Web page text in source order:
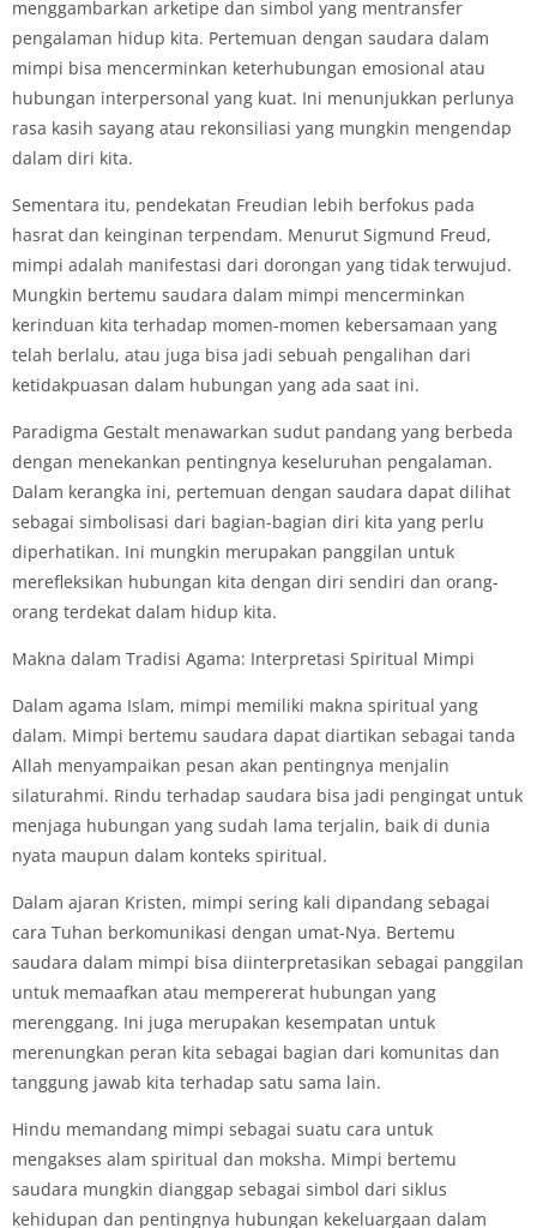
menggambarkan arketipe dan simbol yang mentransfer
pengalaman hidup kita. Pertemuan dengan saudara dalam
mimpi bisa mencerminkan keterhubungan emosional atau
hubungan interpersonal yang kuat. Ini menunjukkan perlunya
rasa kasih sayang atau rekonsiliasi yang mungkin mengendap
dalam diri kita.
Sementara itu, pendekatan Freudian lebih berfokus pada
hasrat dan keinginan terpendam. Menurut Sigmund Freud,
mimpi adalah manifestasi dari dorongan yang tidak terwujud.
Mungkin bertemu saudara dalam mimpi mencerminkan
kerinduan kita terhadap momen-momen kebersamaan yang
telah berlalu, atau juga bisa jadi sebuah pengalihan dari
ketidakpuasan dalam hubungan yang ada saat ini.
Paradigma Gestalt menawarkan sudut pandang yang berbeda
dengan menekankan pentingnya keseluruhan pengalaman.
Dalam kerangka ini, pertemuan dengan saudara dapat dilihat
sebagai simbolisasi dari bagian-bagian diri kita yang perlu
diperhatikan. Ini mungkin merupakan panggilan untuk
merefleksikan hubungan kita dengan diri sendiri dan orang-
orang terdekat dalam hidup kita.
Makna dalam Tradisi Agama: Interpretasi Spiritual Mimpi
Dalam agama Islam, mimpi memiliki makna spiritual yang
dalam. Mimpi bertemu saudara dapat diartikan sebagai tanda
Allah menyampaikan pesan akan pentingnya menjalin
silaturahmi. Rindu terhadap saudara bisa jadi pengingat untuk
menjaga hubungan yang sudah lama terjalin, baik di dunia
nyata maupun dalam konteks spiritual.
Dalam ajaran Kristen, mimpi sering kali dipandang sebagai
cara Tuhan berkomunikasi dengan umat-Nya. Bertemu
saudara dalam mimpi bisa diinterpretasikan sebagai panggilan
untuk memaafkan atau mempererat hubungan yang
merenggang. Ini juga merupakan kesempatan untuk
merenungkan peran kita sebagai bagian dari komunitas dan
tanggung jawab kita terhadap satu sama lain.
Hindu memandang mimpi sebagai suatu cara untuk
mengakses alam spiritual dan moksha. Mimpi bertemu
saudara mungkin dianggap sebagai simbol dari siklus
kehidupan dan pentingnya hubungan kekeluargaan dalam